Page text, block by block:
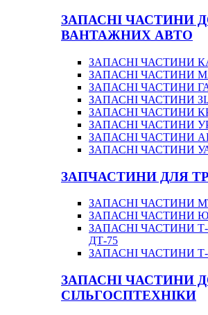
ЗАПАСНІ ЧАСТИНИ
ВАНТАЖНИХ АВТО
ЗАПАСНІ ЧАСТИНИ
ЗАПАСНІ ЧАСТИНИ
ЗАПАСНІ ЧАСТИНИ
ЗАПАСНІ ЧАСТИНИ
ЗАПАСНІ ЧАСТИНИ
ЗАПАСНІ ЧАСТИНИ
ЗАПАСНІ ЧАСТИНИ
ЗАПАСНІ ЧАСТИНИ
ЗАПЧАСТИНИ ДЛЯ
ЗАПАСНІ ЧАСТИНИ
ЗАПАСНІ ЧАСТИНИ
ЗАПАСНІ ЧАСТИНИ Т-
ДТ-75
ЗАПАСНІ ЧАСТИНИ Т-
ЗАПАСНІ ЧАСТИНИ
СІЛЬГОСПТЕХНІКИ